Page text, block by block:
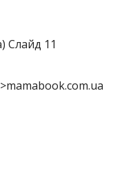
Слайд 11